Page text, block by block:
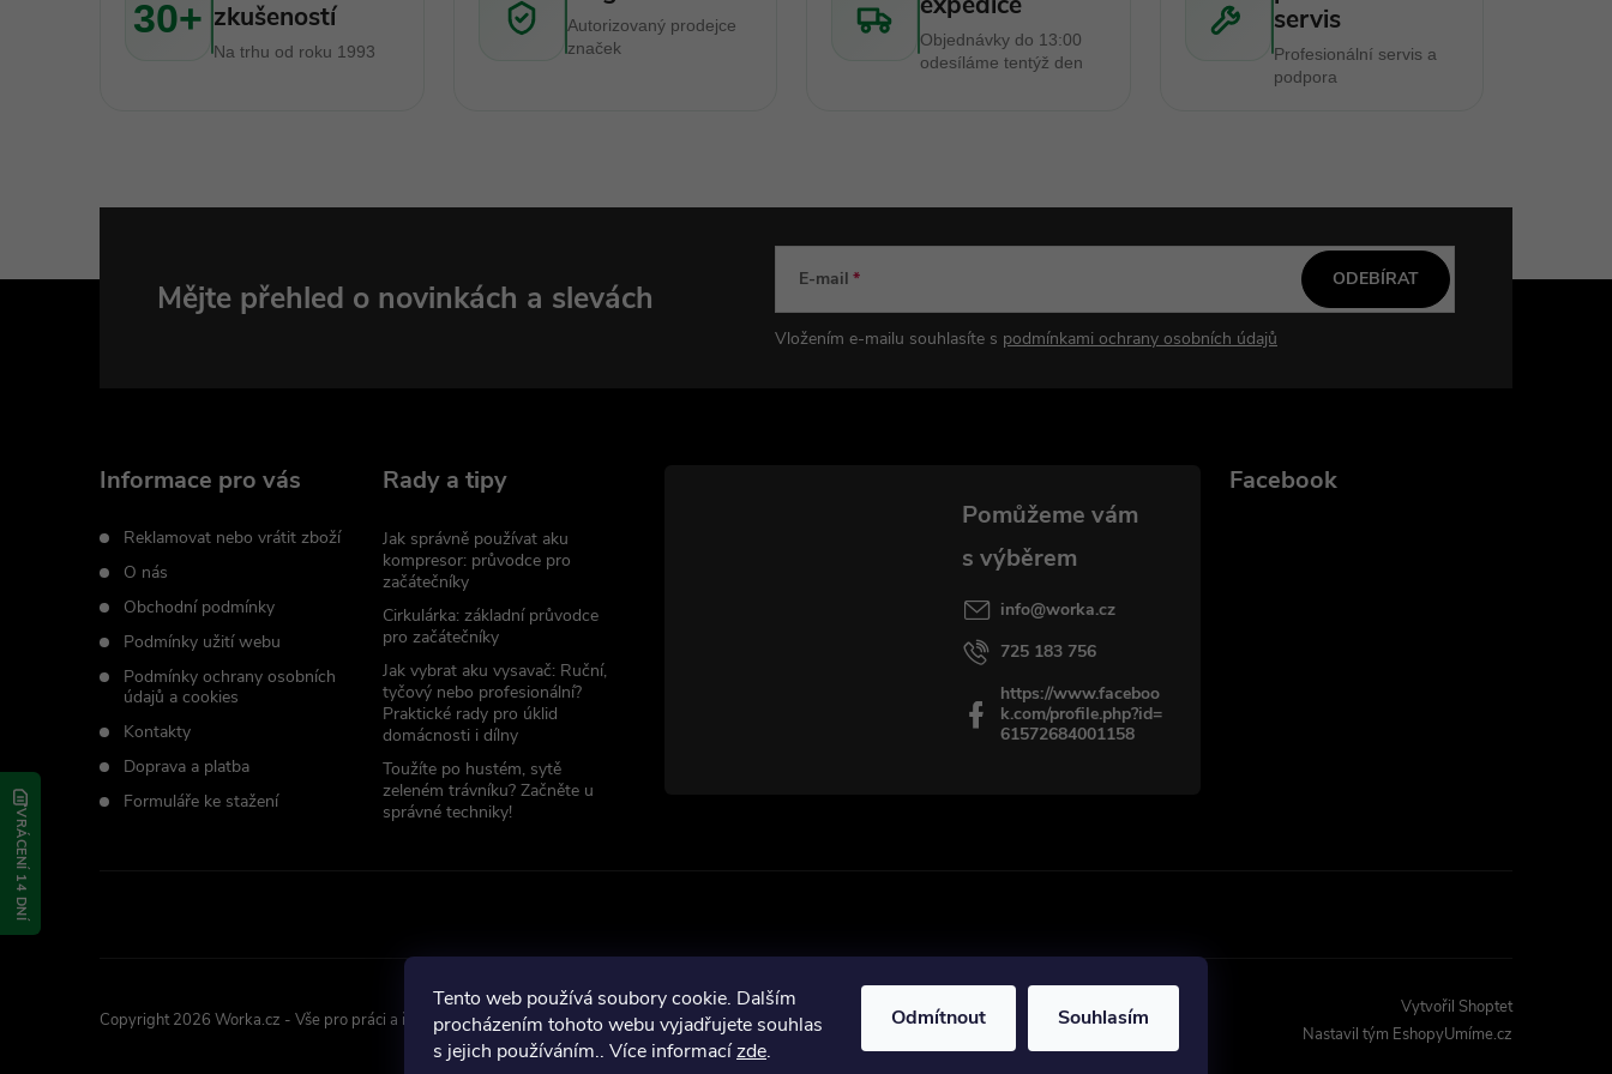
Tento web používá soubory cookie. Dalším
procházením tohoto webu vyjadřujete souhlas
s jejich používáním.. Více informacízde.
Odmítnout Souhlasím
ý
u
30+ zkušeností
Na trhu od roku 1993
Autorizovaný prodejce
značek
Objednávky do 13:00
odesíláme tentýž den
servis
Profesionální servis a
podpora
Mějte přehled o novinkách a slevách E-mail
Vložením e-mailu souhlasíte s podmínkami ochrany osobních údajů
ODEBÍRAT
Informace pro vás
Reklamovat nebo vrátit zboží
O nás
Obchodní podmínky
Podmínky užití webu
Podmínky ochrany osobních
údajů a cookies
Kontakty
Doprava a platba
Formuláře ke stažení
Rady a tipy
Jak správně používat aku
kompresor: průvodce pro
začátečníky
Cirkulárka: základní průvodce
pro začátečníky
Jak vybrat aku vysavač: Ruční,
tyčový nebo profesionální?
Praktické rady pro úklid
domácnosti i dílny
Toužíte po hustém, sytě
zeleném trávníku? Začněte u
správné techniky!
info@worka.cz
725 183 756
https://www.faceboo
k.com/profile.php?id=
61572684001158
Facebook
Vytvořil Shoptet
Nastavil tým EshopyUmíme.cz
Copyright 2026 Worka.cz - Vše pro práci a řemeslo. Všechna práva vyhrazena.
VRÁCENÍ 14 DNÍ